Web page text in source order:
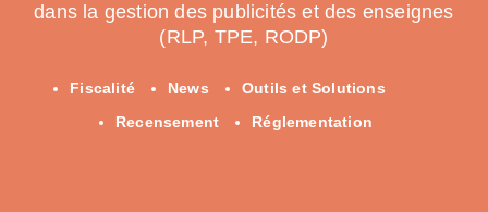
dans la gestion des publicités et des enseignes
(RLP, TPE, RODP)
Fiscalité News
Outils et Solutions
Recensement
Réglementation